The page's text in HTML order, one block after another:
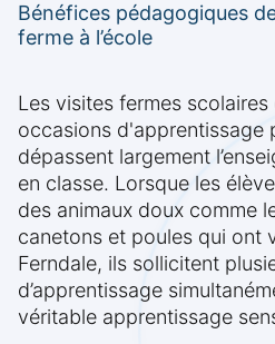
Bénéfices pédagogiques
ferme à l’école
Les visites fermes
occasions d'apprentissage
dépassent largement
en classe. Lorsque les
des animaux doux comme
canetons et poules qui ont
Ferndale, ils sollicitent
d’apprentissage
véritable apprentissage